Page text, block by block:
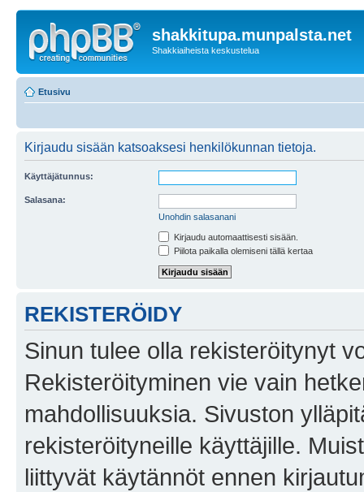
shakkitupa.munpalsta.net
Shakkiaiheista keskustelua
Etusivu
Kirjaudu sisään katsoaksesi henkilökunnan tietoja.
Käyttäjätunnus:
Salasana:
Unohdin salasanani
Kirjaudu automaattisesti sisään.
Piilota paikalla olemiseni tällä kertaa
REKISTERÖIDY
Sinun tulee olla rekisteröitynyt
Rekisteröityminen vie vain
mahdollisuuksia. Sivuston
rekisteröityneille käyttäjille.
liittyvät käytännöt ennen